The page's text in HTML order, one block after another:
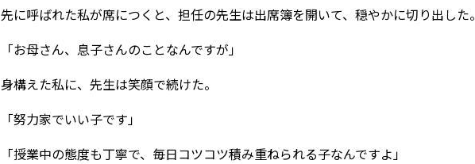
先に呼ばれた私が席につくと、担任の先生は出席簿を開いて、穏やかに切り出した。
「お母さん、息子さんのことなんですが」
身構えた私に、先生は笑顔で続けた。
「努力家でいい子です」
「授業中の態度も丁寧で、毎日コツコツ積み重ねられる子なんですよ」